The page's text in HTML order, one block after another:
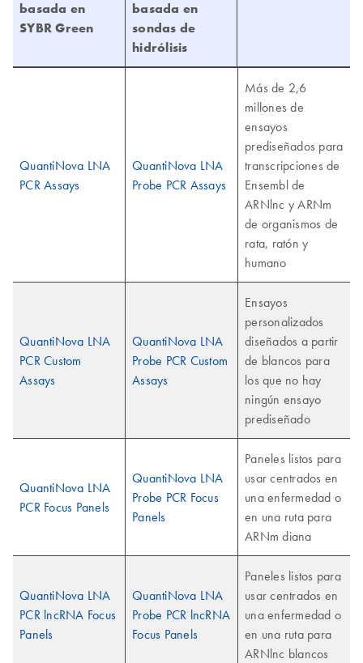
basada en
SYBR Green
basada en
sondas de
hidrólisis
QuantiNova LNA
PCR Assays
QuantiNova LNA
Probe PCR Assays
Más de 2,6
millones de
ensayos
prediseñados para
transcripciones de
Ensembl de
ARNlnc y ARNm
de organismos de
rata, ratón y
humano
QuantiNova LNA
PCR Custom
Assays
QuantiNova LNA
Probe PCR Custom
Assays
Ensayos
personalizados
diseñados a partir
de blancos para
los que no hay
ningún ensayo
prediseñado
QuantiNova LNA
PCR Focus Panels
QuantiNova LNA
Probe PCR Focus
Panels
Paneles listos para
usar centrados en
una enfermedad o
en una ruta para
ARNm diana
QuantiNova LNA
PCR lncRNA Focus
Panels
QuantiNova LNA
Probe PCR lncRNA
Focus Panels
Paneles listos para
usar centrados en
una enfermedad o
en una ruta para
ARNlnc blancos